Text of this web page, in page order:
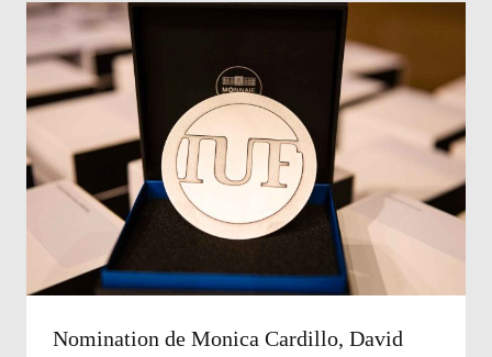
Nomination de Monica Cardillo, David